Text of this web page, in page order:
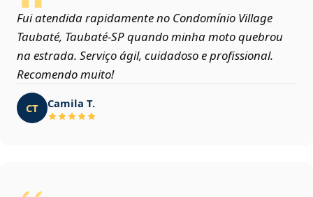
Fui atendida rapidamente no Condomínio Village
Taubaté, Taubaté‑SP quando minha moto quebrou
na estrada. Serviço ágil, cuidadoso e profissional.
Recomendo muito!
CT Camila T.